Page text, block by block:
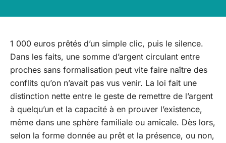
1 000 euros prêtés d’un simple clic, puis le silence.
Dans les faits, une somme d’argent circulant entre
proches sans formalisation peut vite faire naître des
conflits qu’on n’avait pas vus venir. La loi fait une
distinction nette entre le geste de remettre de l’argent
à quelqu’un et la capacité à en prouver l’existence,
même dans une sphère familiale ou amicale. Dès lors,
selon la forme donnée au prêt et la présence, ou non,